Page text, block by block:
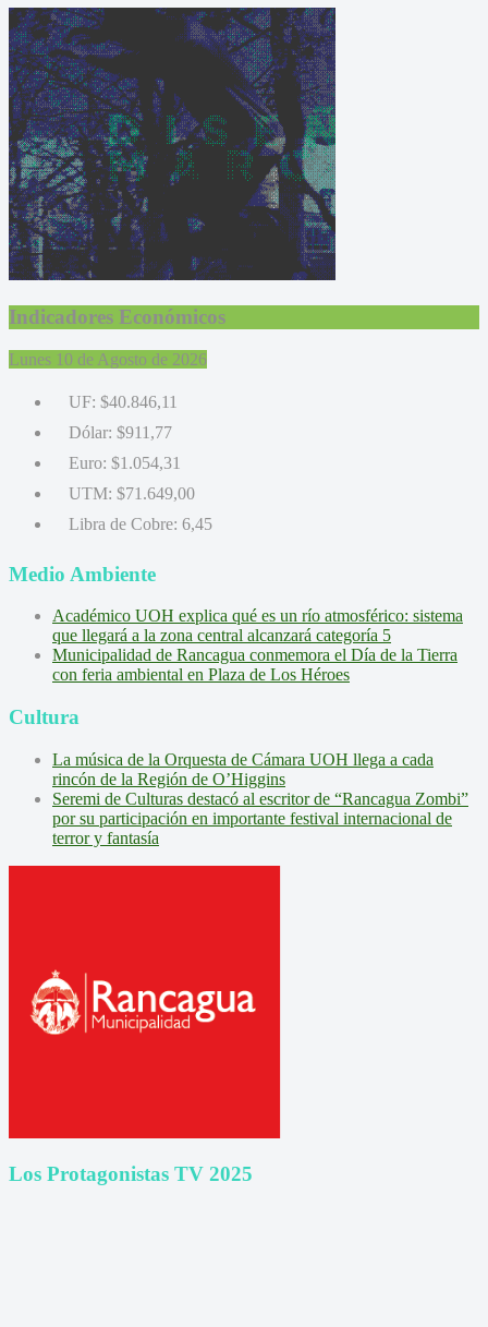
Indicadores Económicos
Lunes 10 de Agosto de 2026
UF: $40.846,11
Dólar: $911,77
Euro: $1.054,31
UTM: $71.649,00
Libra de Cobre: 6,45
Medio Ambiente
Académico UOH explica qué es un río atmosférico: sistema
que llegará a la zona central alcanzará categoría 5
Municipalidad de Rancagua conmemora el Día de la Tierra
con feria ambiental en Plaza de Los Héroes
Cultura
La música de la Orquesta de Cámara UOH llega a cada
rincón de la Región de O’Higgins
Seremi de Culturas destacó al escritor de “Rancagua Zombi”
por su participación en importante festival internacional de
terror y fantasía
Los Protagonistas TV 2025